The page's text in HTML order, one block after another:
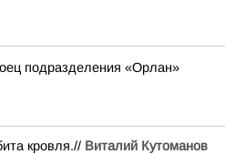
подразделения «Орлан»
кровля.// Виталий Кутоманов